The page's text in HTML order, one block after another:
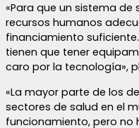
«Para que un sistema de
recursos humanos
financiamiento
tienen que tener
caro por la tecnología»,
«La mayor parte de los
sectores de salud en el
funcionamiento, pero no